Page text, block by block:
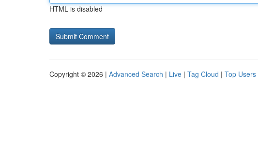
HTML is disabled
Copyright © 2026 | Advanced Search | Live | Tag Cloud | Top Users